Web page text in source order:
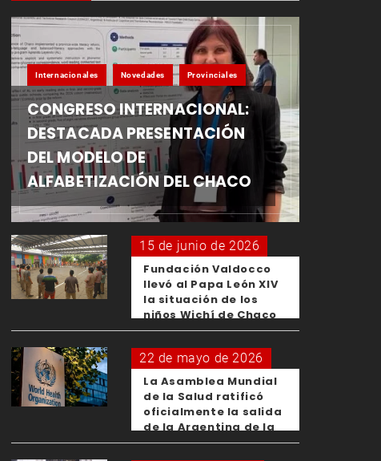
Internacionales Novedades Provinciales
CONGRESO INTERNACIONAL:
DESTACADA PRESENTACIÓN
DEL MODELO DE
ALFABETIZACIÓN DEL CHACO
15 de junio de 2026
Fundación Valdocco
llevó al Papa León XIV
la situación de los
niños Wichí de Chaco
22 de mayo de 2026
La Asamblea Mundial
de la Salud ratificó
oficialmente la salida
de la Argentina de la
OMS